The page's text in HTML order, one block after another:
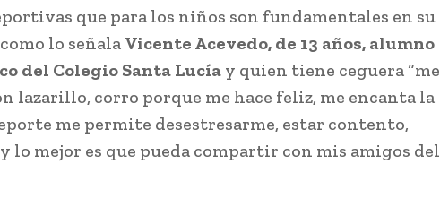
que para los niños son fundamentales en su
lo señala Vicente Acevedo, de 13 años, alumno
del Colegio Santa Lucía y quien tiene ceguera “me
lazarillo, corro porque me hace feliz, me encanta la
me permite desestresarme, estar contento,
lo mejor es que pueda compartir con mis amigos del